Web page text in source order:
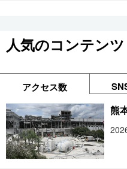
人気のコンテンツ
アクセス数
熊